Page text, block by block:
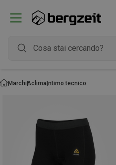
MarchiAclimaIntimo tecnico